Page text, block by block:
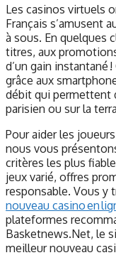
Les casinos virtuels
Français s’amusent
à sous. En quelques
titres, aux
d’un gain instantané
grâce aux
débit qui permettent
parisien ou sur la
Pour aider les
nous vous
critères les plus
jeux varié, offres
responsable. Vous y
nouveau casino en
plateformes
Basketnews.Net, le
meilleur nouveau